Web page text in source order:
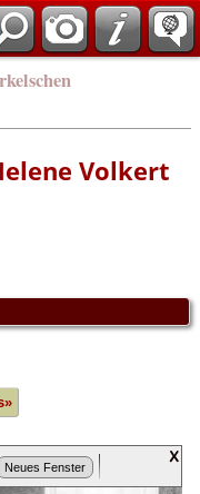
Volkert